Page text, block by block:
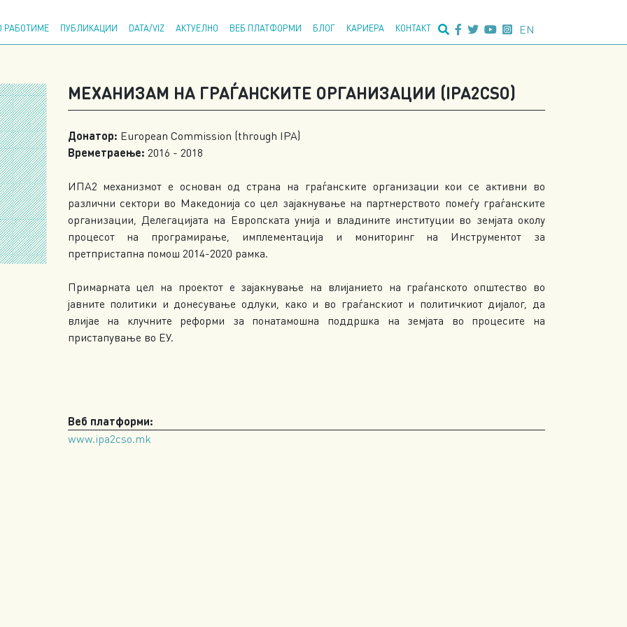
РАБОТИМЕ ПУБЛИКАЦИИ DATA/VIZ АКТУЕЛНО ВЕБ ПЛАТФОРМИ БЛОГ КАРИЕРА КОНТАКТ EN
МЕХАНИЗАМ НА ГРАЃАНСКИТЕ ОРГАНИЗАЦИИ (IPA2CSO)
Донатор: European Commission (through IPA)
Времетраење: 2016 - 2018
ИПА2 механизмот е основан од страна на граѓанските организации кои се активни во
различни сектори во Македонија со цел зајакнување на партнерството помеѓу граѓанските
организации, Делегацијата на Европската унија и владините институции во земјата околу
процесот на програмирање, имплементација и мониторинг на Инструментот за
претпристапна помош 2014-2020 рамка.
Примарната цел на проектот е зајакнување на влијанието на граѓанското општество во
јавните политики и донесување одлуки, како и во граѓанскиот и политичкиот дијалог, да
влијае на клучните реформи за понатамошна поддршка на земјата во процесите на
пристапување во ЕУ.
Веб платформи:
www.ipa2cso.mk